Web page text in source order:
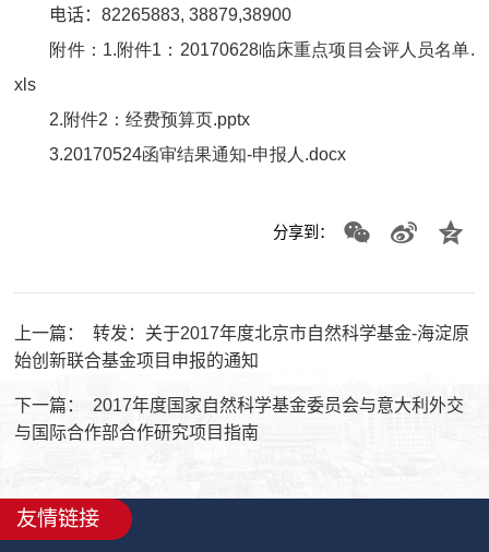
电话：82265883, 38879,38900
附件：1.附件1：20170628临床重点项目会评人员名单.
xls
2.附件2：经费预算页.pptx
3.20170524函审结果通知-申报人.docx
分享到：
上一篇：
转发：关于2017年度北京市自然科学基金-海淀原
始创新联合基金项目申报的通知
下一篇：
2017年度国家自然科学基金委员会与意大利外交
与国际合作部合作研究项目指南
友情链接